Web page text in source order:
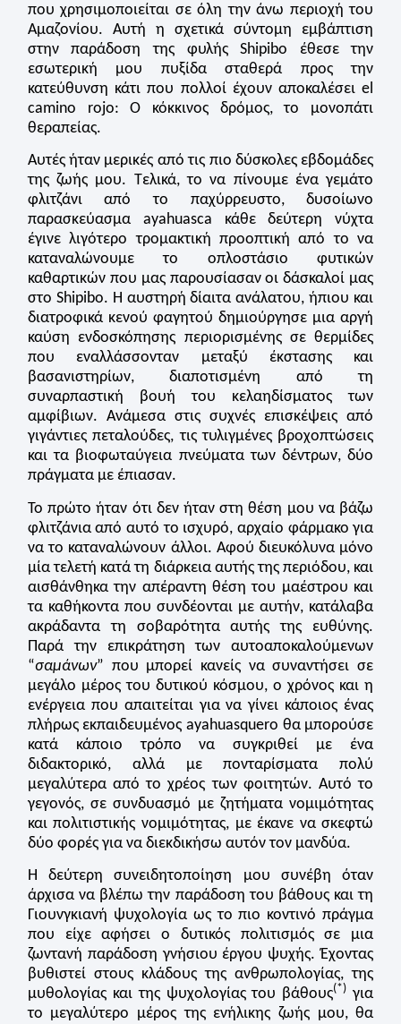
που χρησιμοποιείται σε όλη την άνω περιοχή του
Αμαζονίου. Αυτή η σχετικά σύντομη εμβάπτιση
στην παράδοση της φυλής Shipibo έθεσε την
εσωτερική μου πυξίδα σταθερά προς την
κατεύθυνση κάτι που πολλοί έχουν αποκαλέσει el
camino rojo: Ο κόκκινος δρόμος, το μονοπάτι
θεραπείας.
Αυτές ήταν μερικές από τις πιο δύσκολες εβδομάδες
της ζωής μου. Τελικά, το να πίνουμε ένα γεμάτο
φλιτζάνι από το παχύρρευστο, δυσοίωνο
παρασκεύασμα ayahuasca κάθε δεύτερη νύχτα
έγινε λιγότερο τρομακτική προοπτική από το να
καταναλώνουμε το οπλοστάσιο φυτικών
καθαρτικών που μας παρουσίασαν οι δάσκαλοί μας
στο Shipibo. Η αυστηρή δίαιτα ανάλατου, ήπιου και
διατροφικά κενού φαγητού δημιούργησε μια αργή
καύση ενδοσκόπησης περιορισμένης σε θερμίδες
που εναλλάσσονταν μεταξύ έκστασης και
βασανιστηρίων, διαποτισμένη από τη
συναρπαστική βουή του κελαηδίσματος των
αμφίβιων. Ανάμεσα στις συχνές επισκέψεις από
γιγάντιες πεταλούδες, τις τυλιγμένες βροχοπτώσεις
και τα βιοφωταύγεια πνεύματα των δέντρων, δύο
πράγματα με έπιασαν.
Το πρώτο ήταν ότι δεν ήταν στη θέση μου να βάζω
φλιτζάνια από αυτό το ισχυρό, αρχαίο φάρμακο για
να το καταναλώνουν άλλοι. Αφού διευκόλυνα μόνο
μία τελετή κατά τη διάρκεια αυτής της περιόδου, και
αισθάνθηκα την απέραντη θέση του μαέστρου και
τα καθήκοντα που συνδέονται με αυτήν, κατάλαβα
ακράδαντα τη σοβαρότητα αυτής της ευθύνης.
Παρά την επικράτηση των αυτοαποκαλούμενων
“σαμάνων” που μπορεί κανείς να συναντήσει σε
μεγάλο μέρος του δυτικού κόσμου, ο χρόνος και η
ενέργεια που απαιτείται για να γίνει κάποιος ένας
πλήρως εκπαιδευμένος ayahuasquero θα μπορούσε
κατά κάποιο τρόπο να συγκριθεί με ένα
διδακτορικό, αλλά με πονταρίσματα πολύ
μεγαλύτερα από το χρέος των φοιτητών. Αυτό το
γεγονός, σε συνδυασμό με ζητήματα νομιμότητας
και πολιτιστικής νομιμότητας, με έκανε να σκεφτώ
δύο φορές για να διεκδικήσω αυτόν τον μανδύα.
Η δεύτερη συνειδητοποίηση μου συνέβη όταν
άρχισα να βλέπω την παράδοση του βάθους και τη
Γιουνγκιανή ψυχολογία ως το πιο κοντινό πράγμα
που είχε αφήσει ο δυτικός πολιτισμός σε μια
ζωντανή παράδοση γνήσιου έργου ψυχής. Έχοντας
βυθιστεί στους κλάδους της ανθρωπολογίας, της
μυθολογίας και της ψυχολογίας του βάθους(*) για
το μεγαλύτερο μέρος της ενήλικης ζωής μου, θα